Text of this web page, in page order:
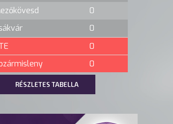
0
0
0
0
RÉSZLETES TABELLA